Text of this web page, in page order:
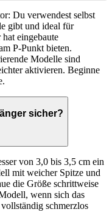
Du verwendest selbst
gibt und ideal für
eingebaute
P-Punkt bieten.
Modelle sind
aktivieren. Beginne
sicher?
von 3,0 bis 3,5 cm ein
mit weicher Spitze und
die Größe schrittweise
wenn sich das
schmerzlos